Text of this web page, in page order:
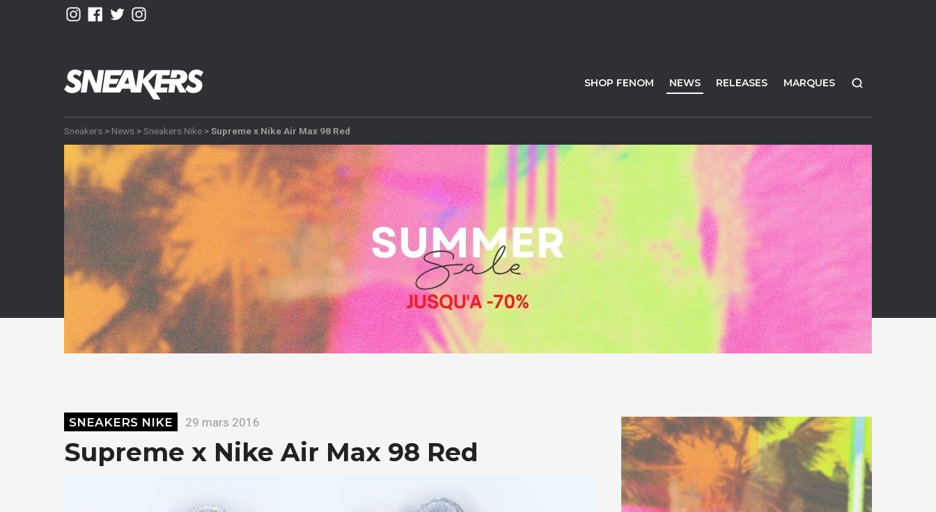
SHOP FENOM NEWS RELEASES MARQUES
Sneakers > News >Sneakers Nike >Supreme x Nike Air Max 98 Red
SNEAKERS NIKE 29 mars 2016
Supreme x Nike Air Max 98 Red